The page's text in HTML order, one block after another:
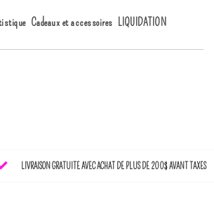
Cadeaux et accessoires LIQUIDATION
LIVRAISON GRATUITE AVEC ACHAT DE PLUS DE 200$ AVANT TAXES